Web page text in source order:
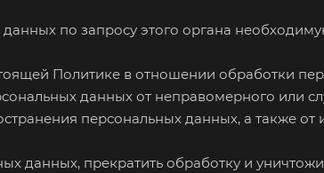
по запросу этого органа
Политике в отношении обработки
данных от неправомерного или
персональных данных, а также
данных, прекратить обработку и